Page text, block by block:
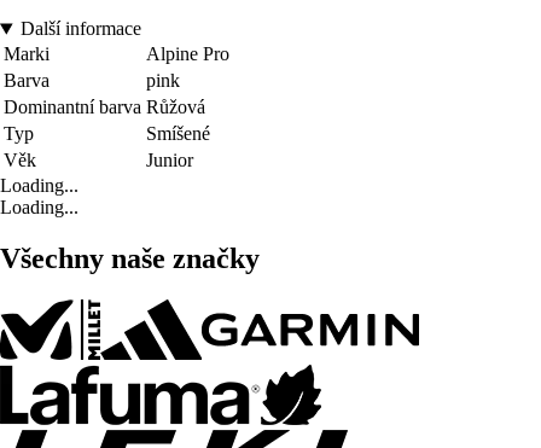
Další informace
Marki
Alpine Pro
Barva
pink
Dominantní barva Růžová
Typ
Smíšené
Věk
Junior
Loading...
Loading...
Všechny naše značky